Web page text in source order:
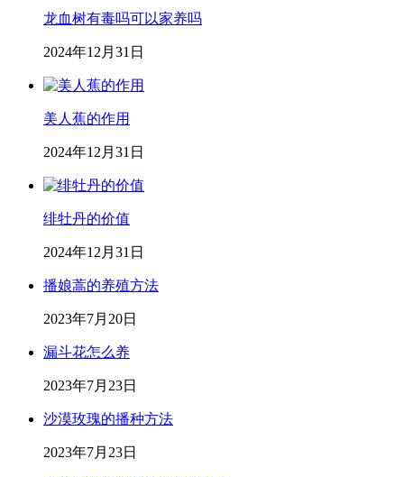
龙血树有毒吗可以家养吗
2024年12月31日
美人蕉的作用
2024年12月31日
绯牡丹的价值
2024年12月31日
播娘蒿的养殖方法
2023年7月20日
漏斗花怎么养
2023年7月23日
沙漠玫瑰的播种方法
2023年7月23日